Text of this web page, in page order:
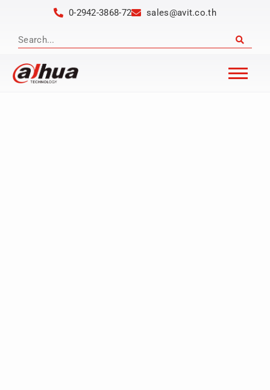
0-2942-3868-72 sales@avit.co.th